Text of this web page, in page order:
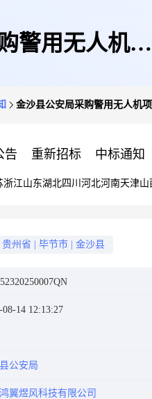
警用无人机项
金沙县公安局采购警用无人机
告 重新招标 中标通知
浙江山东湖北四川 河北河南天津山
贵州省 毕节市 金沙县
08-14 12:13:27
公安局
翼煜风科技有限公司